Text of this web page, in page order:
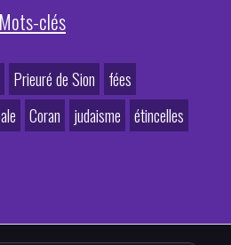
Mots-clés
Prieuré de Sion
fées
Coran judaisme
étincelles